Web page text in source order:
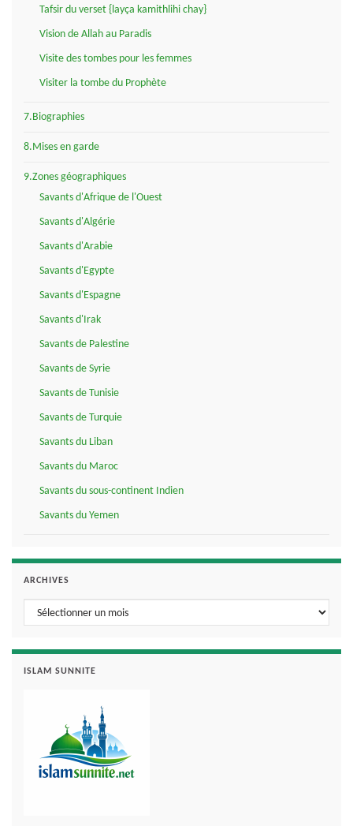
Tafsir du verset {layça kamithlihi chay}
Vision de Allah au Paradis
Visite des tombes pour les femmes
Visiter la tombe du Prophète
7.Biographies
8.Mises en garde
9.Zones géographiques
Savants d'Afrique de l'Ouest
Savants d'Algérie
Savants d'Arabie
Savants d'Egypte
Savants d'Espagne
Savants d'Irak
Savants de Palestine
Savants de Syrie
Savants de Tunisie
Savants de Turquie
Savants du Liban
Savants du Maroc
Savants du sous-continent Indien
Savants du Yemen
ARCHIVES
Archives
ISLAM SUNNITE